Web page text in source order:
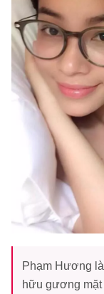
Phạm Hương
hữu gương mặt